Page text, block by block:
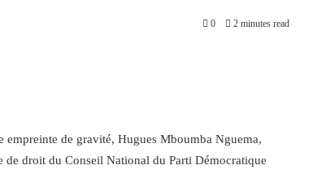
0 2 minutes read
empreinte de gravité, Hugues Mboumba Nguema,
droit du Conseil National du Parti Démocratique